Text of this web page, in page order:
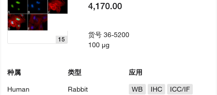
15
种属
Human
类型
Rabbit
应用
WB
IHC
ICC/IF
4,170.00
货号36-5200
100 µg